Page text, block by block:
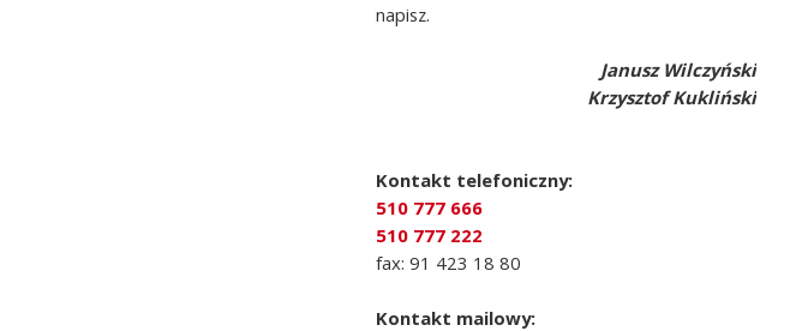
napisz.
Janusz Wilczyński
Krzysztof Kukliński
Kontakt telefoniczny:
510 777 666
510 777 222
fax: 91 423 18 80
Kontakt mailowy: